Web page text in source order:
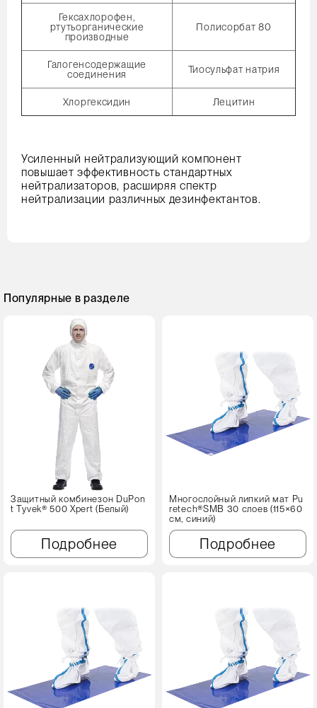
Гексахлорофен,
ртутьорганические
производные
Полисорбат 80
Галогенсодержащие
соединения
Тиосульфат натрия
Хлоргексидин Лецитин
Усиленный нейтрализующий компонент
повышает эффективность стандартных
нейтрализаторов, расширяя спектр
нейтрализации различных дезинфектантов.
Популярные в разделе
Защитный комбинезон DuPon
t Tyvek® 500 Xpert (Белый)
Подробнее
Многослойный липкий мат Pu
retech®SMB 30 слоев (115×60
см, синий)
Подробнее